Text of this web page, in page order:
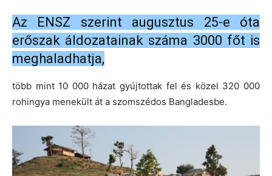
Az ENSZ szerint augusztus 25-e óta
erőszak áldozatainak száma 3000 főt is
meghaladhatja,
több mint 10 000 házat gyújtottak fel és közel 320 000
rohingya menekült át a szomszédos Bangladesbe.